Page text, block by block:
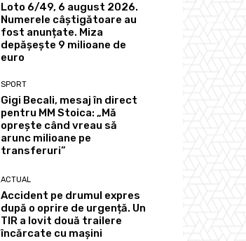
Loto 6/49, 6 august 2026.
Numerele câștigătoare au
fost anunțate. Miza
depășește 9 milioane de
euro
SPORT
Gigi Becali, mesaj în direct
pentru MM Stoica: „Mă
oprește când vreau să
arunc milioane pe
transferuri”
ACTUAL
Accident pe drumul expres
după o oprire de urgență. Un
TIR a lovit două trailere
încărcate cu mașini